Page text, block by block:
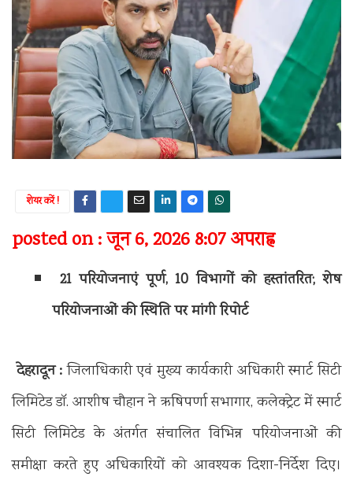
शेयर करें !
posted on : जून 6, 2026 8:07 अपराह्न
21 परियोजनाएं पूर्ण, 10 विभागों को हस्तांतरित; शेष
परियोजनाओं की स्थिति पर मांगी रिपोर्ट
देहरादून :जिलाधिकारी एवं मुख्य कार्यकारी अधिकारी स्मार्ट सिटी
लिमिटेड डॉ. आशीष चौहान ने ऋषिपर्णा सभागार, कलेक्ट्रेट में स्मार्ट
सिटी लिमिटेड के अंतर्गत संचालित विभिन्न परियोजनाओं की
समीक्षा करते हुए अधिकारियों को आवश्यक दिशा-निर्देश दिए।